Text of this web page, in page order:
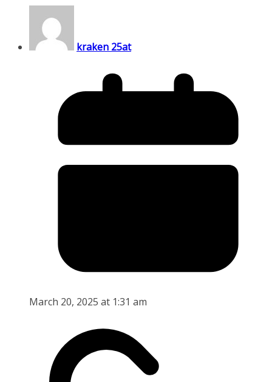
kraken 25at
March 20, 2025 at 1:31 am